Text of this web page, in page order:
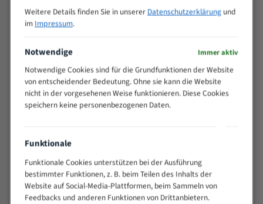
15 - 40
8/12
25 - 50
35 - 70
80 - 180
3/4
130 -
350
2/3
200 -
> 500
0,75/1,25
Vorteile:
Weitere Details finden Sie in unserer Datenschutzerklärungund
im Impressum.
Notwendige Immer aktiv
Notwendige Cookies sind für die Grundfunktionen der Website
von entscheidender Bedeutung. Ohne sie kann die Website
nicht in der vorgesehenen Weise funktionieren. Diese Cookies
speichern keine personenbezogenen Daten.
Funktionale
Funktionale Cookies unterstützen bei der Ausführung
bestimmter Funktionen, z. B. beim Teilen des Inhalts der
Website auf Social-Media-Plattformen, beim Sammeln von
Feedbacks und anderen Funktionen von Drittanbietern.